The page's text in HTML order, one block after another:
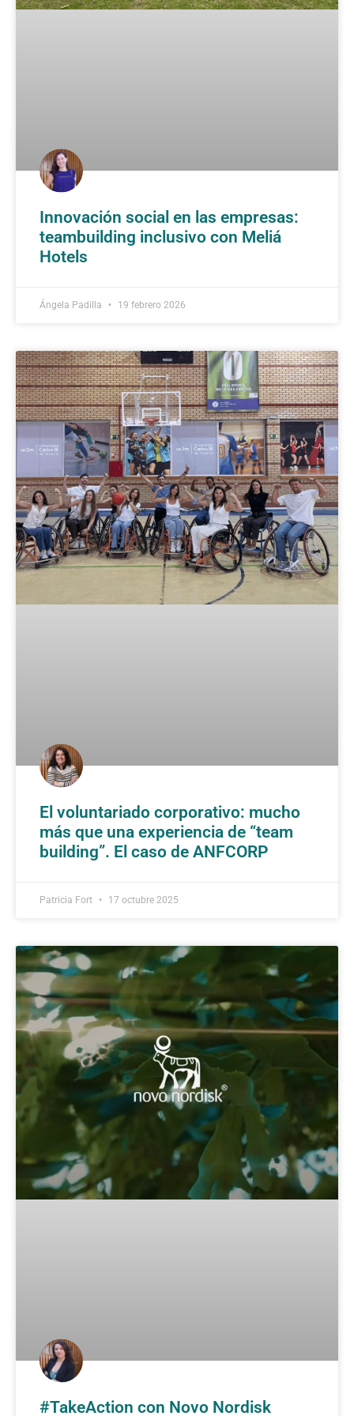
Innovación social en las empresas:
teambuilding inclusivo con Meliá
Hotels
Ángela Padilla 19 febrero 2026
El voluntariado corporativo: mucho
más que una experiencia de “team
building”. El caso de ANFCORP
Patricia Fort 17 octubre 2025
#TakeAction con Novo Nordisk